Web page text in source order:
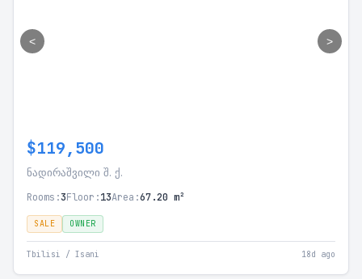
< >
$119,500
ნადირაშვილი შ. ქ.
Rooms:3Floor:13Area:67.20 m²
SALE OWNER
Tbilisi / Isani 18d ago